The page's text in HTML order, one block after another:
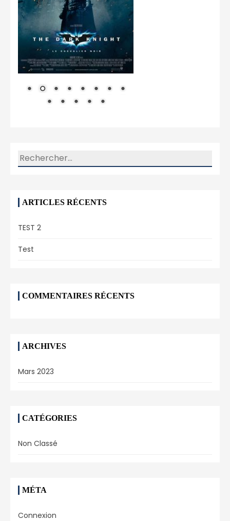
Rechercher :
ARTICLES RÉCENTS
TEST 2
Test
COMMENTAIRES RÉCENTS
ARCHIVES
Mars 2023
CATÉGORIES
Non Classé
MÉTA
Connexion